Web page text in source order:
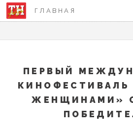
ГЛАВНАЯ
ПЕРВЫЙ
КИНОФЕСТИВАЛЬ
ЖЕНЩИНАМИ»